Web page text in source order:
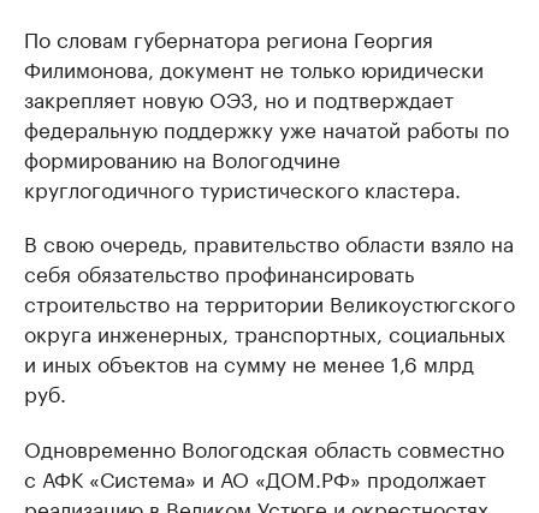
По словам губернатора региона Георгия
Филимонова, документ не только юридически
закрепляет новую ОЭЗ, но и подтверждает
федеральную поддержку уже начатой работы по
формированию на Вологодчине
круглогодичного туристического кластера.
В свою очередь, правительство области взяло на
себя обязательство профинансировать
строительство на территории Великоустюгского
округа инженерных, транспортных, социальных
и иных объектов на сумму не менее 1,6 млрд
руб.
Одновременно Вологодская область совместно
с АФК «Система» и АО «ДОМ.РФ» продолжает
реализацию в Великом Устюге и окрестностях